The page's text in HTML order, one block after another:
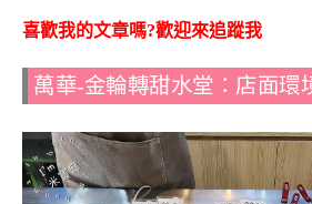
喜歡我的文章嗎?歡迎來追蹤我
萬華-金輪轉甜水堂：店面環